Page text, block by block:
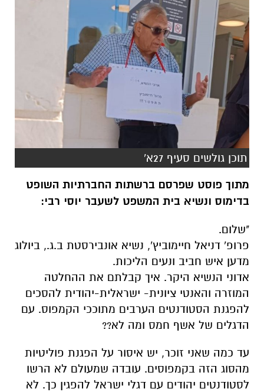
תוכן גולשים סעיף 27א'
מתוך פוסט שפרסם ברשתות החברתיות השופט
בדימוס ונשיא בית המשפט לשעבר יוסי רבי:
"שלום.
פרופ' דניאל חיימוביץ', נשיא אונבירסטת ב.ג., ביולוג
מדען איש חביב ונעים הליכות.
אדוני הנשיא היקר. איך קבלתם את ההחלטה
המוזרה והאנטי ציונית- ישראלית-יהודית להסכים
להפגנת הסטודנטים הערבים מתוככי הקמפוס. עם
הדגלים של אשף חמס ומה לא??
עד כמה שאני זוכר, יש איסור על הפגנת פוליטיות
מהסוג הזה בקמפוסים. עובדה שמעולם לא הרשו
לסטודנטים יהודים עם דגלי ישראל להפגין כך. לא